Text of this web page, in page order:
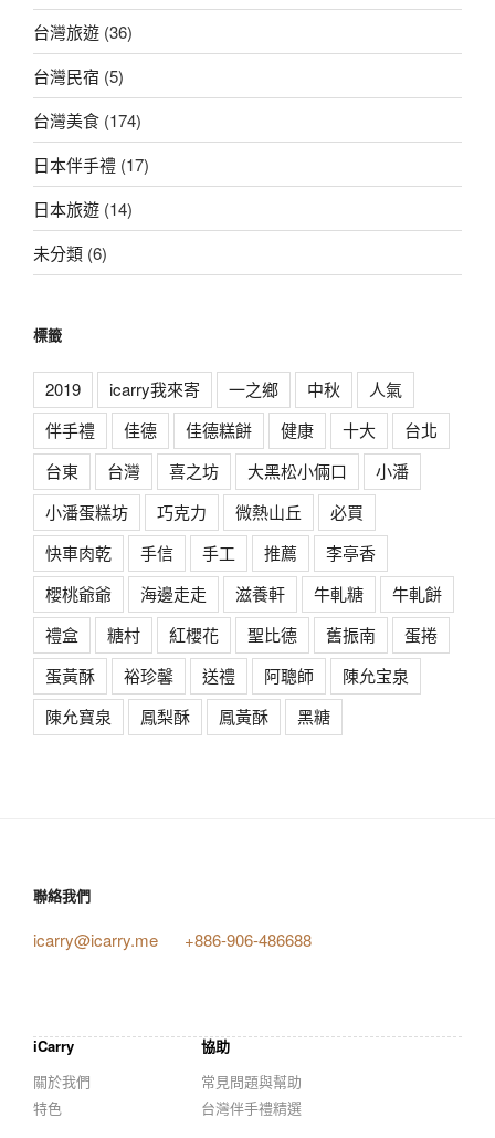
台灣旅遊 (36)
台灣民宿 (5)
台灣美食 (174)
日本伴手禮 (17)
日本旅遊 (14)
未分類 (6)
標籤
2019 icarry我來寄 一之鄉 中秋
人氣
伴手禮
佳德 佳德糕餅 健康 十大
台北
台東
台灣 喜之坊 大黑松小倆口
小潘
小潘蛋糕坊
巧克力 微熱山丘
必買
快車肉乾
手信 手工 推薦
李亭香
櫻桃爺爺
海邊走走 滋養軒 牛軋糖
牛軋餅
禮盒
糖村 紅櫻花 聖比德 舊振南
蛋捲
蛋黃酥
裕珍馨 送禮 阿聰師
陳允宝泉
陳允寶泉
鳳梨酥 鳳黃酥 黑糖
聯絡我們
icarry@icarry.me +886-906-486688
iCarry
關於我們
特色
協助
常見問題與幫助
台灣伴手禮精選